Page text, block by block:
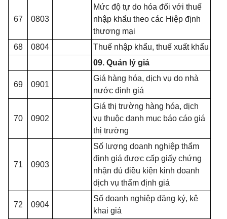
67 0803
Mức độ tự do hóa đối với thuế
nhập khẩu theo các Hiệp định
thương mại
68
0804
Thuế nhập khẩu, thuế xuất khẩu
09. Quản lý giá
69 0901
Giá hàng hóa, dịch vụ do nhà
nước định giá
70 0902
Giá thị trường hàng hóa, dịch
vụ thuộc danh mục báo cáo giá
thị trường
71 0903
Số lượng doanh nghiệp thẩm
định giá được cấp giấy chứng
nhận đủ điều kiện kinh doanh
dịch vụ thẩm định giá
72 0904
Số doanh nghiệp đăng ký, kê
khai giá